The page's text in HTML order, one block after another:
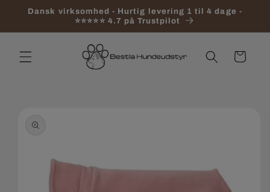
Gå til
Dansk virksomhed - Hurtig levering 1 til 4 dage -
⭐⭐⭐⭐⭐ 4.7 på Trustpilot
Indkøbskurv